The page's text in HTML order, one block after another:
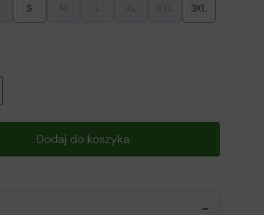
S 3XL
Dodaj do koszyka